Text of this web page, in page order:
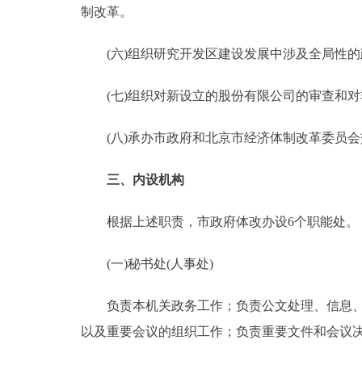
制改革。
(六)组织研究开发区建设发展中涉及全局性的
(七)组织对新设立的股份有限公司的审查和对
(八)承办市政府和北京市经济体制改革委员会
三、内设机构
根据上述职责，市政府体改办设6个职能处。
(一)秘书处(人事处)
负责本机关政务工作；负责公文处理、信息、
以及重要会议的组织工作；负责重要文件和会